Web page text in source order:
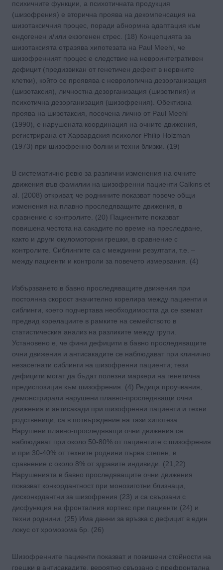
психичните функции, а психотичната продукция
(шизофрения) е вторична проява на декомпенсация на
шизотаксичния процес, поради абнормна адаптация към
ендогенен и/или екзогенен стрес. (18) Концепцията за
шизотаксията отразява хипотезата на Paul Meehl, че
шизофренният процес е следствие на невроинтегративен
дефицит (предизвикан от генетичен дефект в нервните
клетки), който се проявява с неврологична дезорганизация
(шизотаксия), личностна дезорганизация (шизотипия) и
психотична дезорганизация (шизофрения). Обективна
проява на шизотаксия, посочена лично от Paul Meehl
(1990), е нарушената координация на очните движения,
регистрирана от Харвардския психолог Philip Holzman
(1973) при шизофренно болни и техни близки. (19)
В систематично ревю за различни изменения на очните
движения във фамилии на шизофренни пациенти Calkins et
al. (2008) откриват, че роднините показват повече общи
изменения на плавно проследяващите движения, в
сравнение с контролите. (20) Пациентите показват
повишена честота на сакадите по време на преследване,
както и други окуломоторни грешки, в сравнение с
контролите. Сиблингите са с междинни резултати, т.е. –
между пациенти и контроли за повечето измервания. (4)
Избързването в бавно проследяващите движения при
постоянна скорост значително корелира между пациенти и
сиблинги, което подчертава необходимостта да се вземат
предвид корелациите в рамките на семейството в
статистическия анализ на разликите между групи.
Установено е, че фини дефицити в бавно проследяващите
очни движения и антисакадите се наблюдават при клинично
незасегнати сиблинги на шизофренни пациенти; тези
дефицити могат да бъдат полезни маркери на генетична
предиспозиция към шизофрения. (4) Редица проучвания,
демонстрирали нарушени плавно-проследяващи очни
движения и антисакади при шизофренни пациенти и техни
родственици, са в потвърждение на тази хипотеза.
Нарушени плавно-проследяващи очни движения се
наблюдават при около 50-80% от пациентите с шизофрения
и при 30-40% от техните роднини първа степен, в
сравнение с около 8% от здравите индивиди. (21,22)
Нарушенията в бавно проследяващите очни движения
показват конкордантност при монозиготни близнаци,
дисконкрдантни за шизофрения (23) и са свързани с
дисфункция на фронталния кортекс при пациенти (24) и
техни роднини. (25) Има данни за връзка с дефицит в един
локус от хромозома 6p. (26)
Шизофренните пациенти показват и повишени стойности на
грешки в антисакадите, вероятно свързано с префронтална